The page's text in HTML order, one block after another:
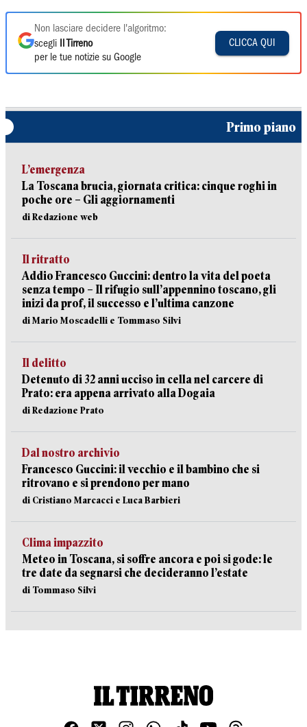
Non lasciare decidere l'algoritmo:
scegli
Il Tirreno
per le tue notizie su Google
CLICCA QUI
Primo piano
L’emergenza
La Toscana brucia, giornata critica: cinque roghi in
poche ore – Gli aggiornamenti
di Redazione web
Il ritratto
Addio Francesco Guccini: dentro la vita del poeta
senza tempo – Il rifugio sull’appennino toscano, gli
inizi da prof, il successo e l’ultima canzone
di Mario Moscadelli e Tommaso Silvi
Il delitto
Detenuto di 32 anni ucciso in cella nel carcere di
Prato: era appena arrivato alla Dogaia
di Redazione Prato
Dal nostro archivio
Francesco Guccini: il vecchio e il bambino che si
ritrovano e si prendono per mano
di Cristiano Marcacci e Luca Barbieri
Clima impazzito
Meteo in Toscana, si soffre ancora e poi si gode: le
tre date da segnarsi che decideranno l’estate
di Tommaso Silvi